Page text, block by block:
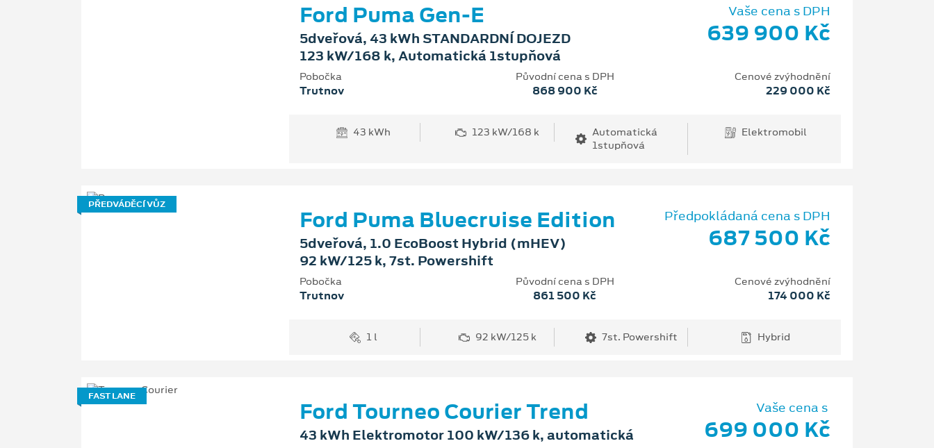
Ford Puma Gen-E
5dveřová, 43 kWh STANDARDNÍ DOJEZD
123 kW/168 k, Automatická 1stupňová
Vaše cena s DPH
639 900 Kč
Pobočka
Trutnov
Původní cena s DPH
868 900 Kč
Cenové zvýhodnění
229 000 Kč
43 kWh 123 kW/168 k
Automatická
1stupňová
Elektromobil
PŘEDVÁDĚCÍ VŮZ
Ford Puma Bluecruise Edition
5dveřová, 1.0 EcoBoost Hybrid (mHEV)
92 kW/125 k, 7st. Powershift
Předpokládaná cena s DPH
687 500 Kč
Pobočka
Trutnov
Původní cena s DPH
861 500 Kč
Cenové zvýhodnění
174 000 Kč
1 l 92 kW/125 k 7st. Powershift Hybrid
FAST LANE
Ford Tourneo Courier Trend
43 kWh Elektromotor 100 kW/136 k, automatická
Vaše cena s
699 000 Kč